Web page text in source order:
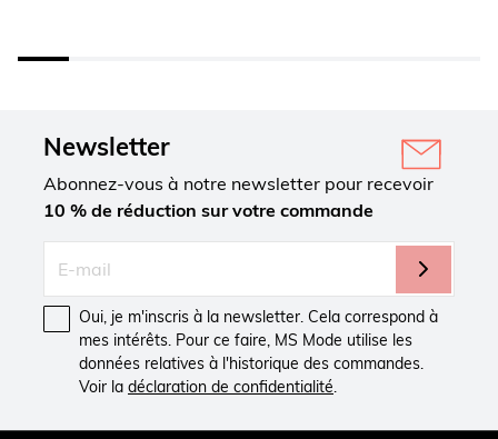
Newsletter
Abonnez-vous à notre newsletter pour recevoir
10 % de réduction sur votre commande
Oui, je m'inscris à la newsletter. Cela correspond à
mes intérêts. Pour ce faire, MS Mode utilise les
données relatives à l'historique des commandes.
Voir la déclaration de confidentialité.